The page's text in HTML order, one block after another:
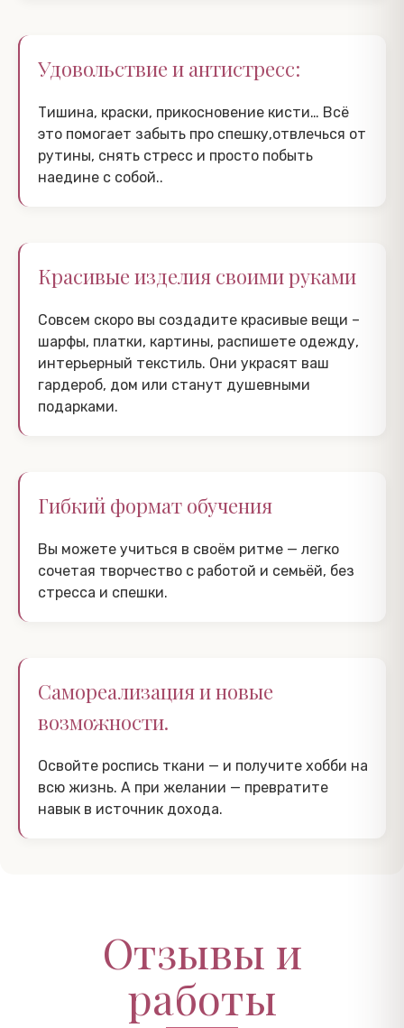
Удовольствие и антистресс:
Тишина, краски, прикосновение кисти… Всё
это помогает забыть про спешку,отвлечься от
рутины, снять стресс и просто побыть
наедине с собой..
Красивые изделия своими руками
Совсем скоро вы создадите красивые вещи –
шарфы, платки, картины, распишете одежду,
интерьерный текстиль. Они украсят ваш
гардероб, дом или станут душевными
подарками.
Гибкий формат обучения
Вы можете учиться в своём ритме — легко
сочетая творчество с работой и семьёй, без
стресса и спешки.
Самореализация и новые
возможности.
Освойте роспись ткани — и получите хобби на
всю жизнь. А при желании — превратите
навык в источник дохода.
Отзывы и
работы